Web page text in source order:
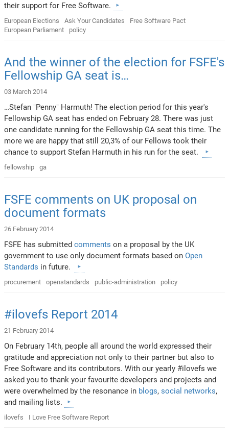
their support for Free Software.
European Elections Ask Your Candidates
Free Software Pact
European Parliament
policy
And the winner of the election for FSFE's
Fellowship GA seat is…
03 March 2014
…Stefan "Penny" Harmuth! The election period for this year's
Fellowship GA seat has ended on February 28. There was just
one candidate running for the Fellowship GA seat this time. The
more we are happy that still 20,3% of our Fellows took their
chance to support Stefan Harmuth in his run for the seat.
fellowship ga
FSFE comments on UK proposal on
document formats
26 February 2014
FSFE has submittedcomments on a proposal by the UK
government to use only document formats based onOpen
Standards in future.
procurement openstandards public-administration policy
#ilovefs Report 2014
21 February 2014
On February 14th, people all around the world expressed their
gratitude and appreciation not only to their partner but also to
Free Software and its contributors. With our yearly #ilovefs we
asked you to thank your favourite developers and projects and
were overwhelmed by the resonance in blogs,social networks,
and mailing lists.
ilovefs I Love Free Software Report